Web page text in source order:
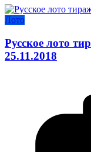
Лото
Русское лото
25.11.2018